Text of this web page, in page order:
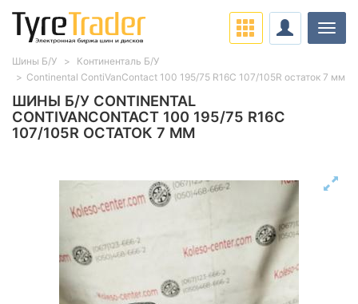
ШИНЫ Б/У CONTINENTAL
CONTIVANCONTACT 100 195/75 R16C
107/105R ОСТАТОК 7 ММ
Шины Б/У
Континенталь Б/У
Continental ContiVanContact 100 195/75 R16C 107/105R остаток 7 мм